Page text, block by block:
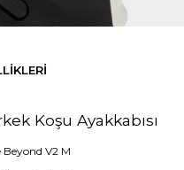
Koşu Ayakkabısı
V2 M